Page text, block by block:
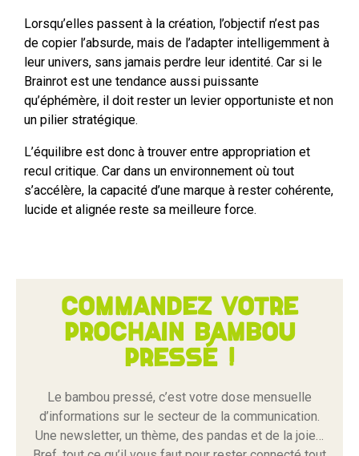
Lorsqu’elles passent à la création, l’objectif n’est pas
de copier l’absurde, mais de l’adapter intelligemment à
leur univers, sans jamais perdre leur identité. Car si le
Brainrot est une tendance aussi puissante
qu’éphémère, il doit rester un levier opportuniste et non
un pilier stratégique.
L’équilibre est donc à trouver entre appropriation et
recul critique. Car dans un environnement où tout
s’accélère, la capacité d’une marque à rester cohérente,
lucide et alignée reste sa meilleure force.
Commandez votre
prochain bambou
pressé !
Le bambou pressé, c’est votre dose mensuelle
d’informations sur le secteur de la communication.
Une newsletter, un thème, des pandas et de la joie…